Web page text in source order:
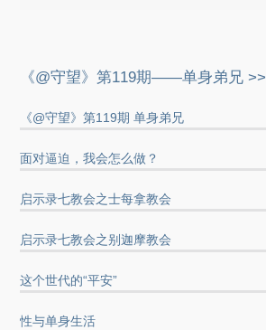
《@守望》第119期——单身弟兄 >>
《@守望》第119期 单身弟兄
面对逼迫，我会怎么做？
启示录七教会之士每拿教会
启示录七教会之别迦摩教会
这个世代的“平安”
性与单身生活